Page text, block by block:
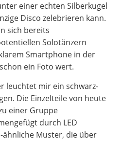
einer echten Silberkugel
Disco zelebrieren kann.
sich bereits
Solotänzern
Smartphone in der
ein Foto wert.
leuchtet mir ein schwarz-
Die Einzelteile von heute
einer Gruppe
durch LED
ähnliche Muster, die über